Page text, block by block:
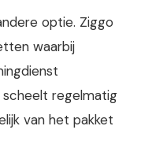
optie. Ziggo
waarbij
scheelt regelmatig
van het pakket